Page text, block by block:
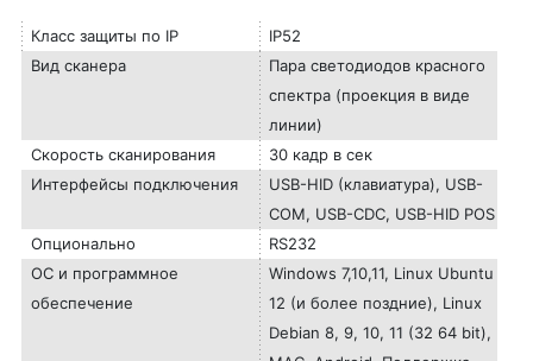
Класс защиты по IP
IP52
Вид сканера
Пара светодиодов красного
спектра (проекция в виде
линии)
Скорость сканирования
30 кадр в сек
Интерфейсы подключения
USB-HID (клавиатура), USB-
COM, USB-CDC, USB-HID POS
Опционально
RS232
ОС и программное
обеспечение
Windows 7,10,11, Linux Ubuntu
12 (и более поздние), Linux
Debian 8, 9, 10, 11 (32 64 bit),